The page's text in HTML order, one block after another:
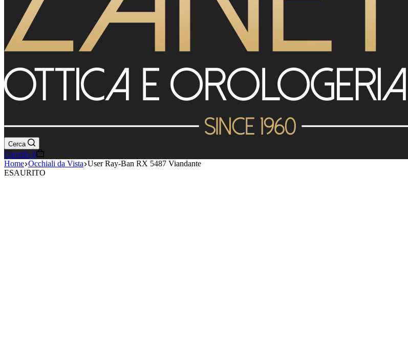
Cerca
Carrello 0
Home Occhiali da Vista User Ray-Ban RX 5487 Viandante
ESAURITO